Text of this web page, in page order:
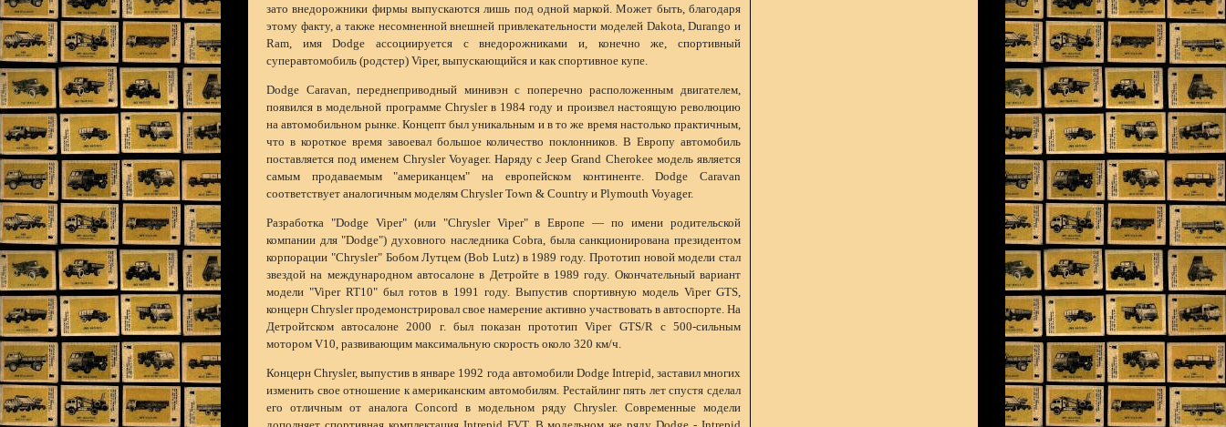
зато внедорожники фирмы выпускаются лишь под одной маркой. Может быть, благодаря
этому факту, а также несомненной внешней привлекательности моделей Dakota, Durango и
Ram, имя Dodge ассоциируется с внедорожниками и, конечно же, спортивный
суперавтомобиль (родстер) Viper, выпускающийся и как спортивное купе.
Dodge Caravan, переднеприводный минивэн с поперечно расположенным двигателем,
появился в модельной программе Chrysler в 1984 году и произвел настоящую революцию
на автомобильном рынке. Концепт был уникальным и в то же время настолько практичным,
что в короткое время завоевал большое количество поклонников. В Европу автомобиль
поставляется под именем Chrysler Voyager. Наряду с Jeep Grand Cherokee модель является
самым продаваемым "американцем" на европейском континенте. Dodge Caravan
соответствует аналогичным моделям Chrysler Town & Country и Plymouth Voyager.
Разработка "Dodge Viper" (или "Chrysler Viper" в Европе — по имени родительской
компании для "Dodge") духовного наследника Cobra, была санкционирована президентом
корпорации "Chrysler" Бобом Лутцем (Bob Lutz) в 1989 году. Прототип новой модели стал
звездой на международном автосалоне в Детройте в 1989 году. Окончательный вариант
модели "Viper RT10" был готов в 1991 году. Выпустив спортивную модель Viper GTS,
концерн Chrysler продемонстрировал свое намерение активно участвовать в автоспорте. На
Детройтском автосалоне 2000 г. был показан прототип Viper GTS/R с 500-сильным
мотором V10, развивающим максимальную скорость около 320 км/ч.
Концерн Chrysler, выпустив в январе 1992 года автомобили Dodge Intrepid, заставил многих
изменить свое отношение к американским автомобилям. Рестайлинг пять лет спустя сделал
его отличным от аналога Concord в модельном ряду Chrysler. Современные модели